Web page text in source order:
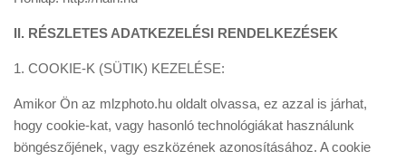
II. RÉSZLETES ADATKEZELÉSI RENDELKEZÉSEK
1. COOKIE-K (SÜTIK) KEZELÉSE:
Amikor Ön az mlzphoto.hu oldalt olvassa, ez azzal is járhat,
hogy cookie-kat, vagy hasonló technológiákat használunk
böngészőjének, vagy eszközének azonosításához. A cookie